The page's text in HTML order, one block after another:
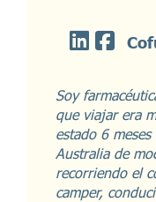
Soy
que viajar era
estado 6
Australia de
recorriendo el
camper,